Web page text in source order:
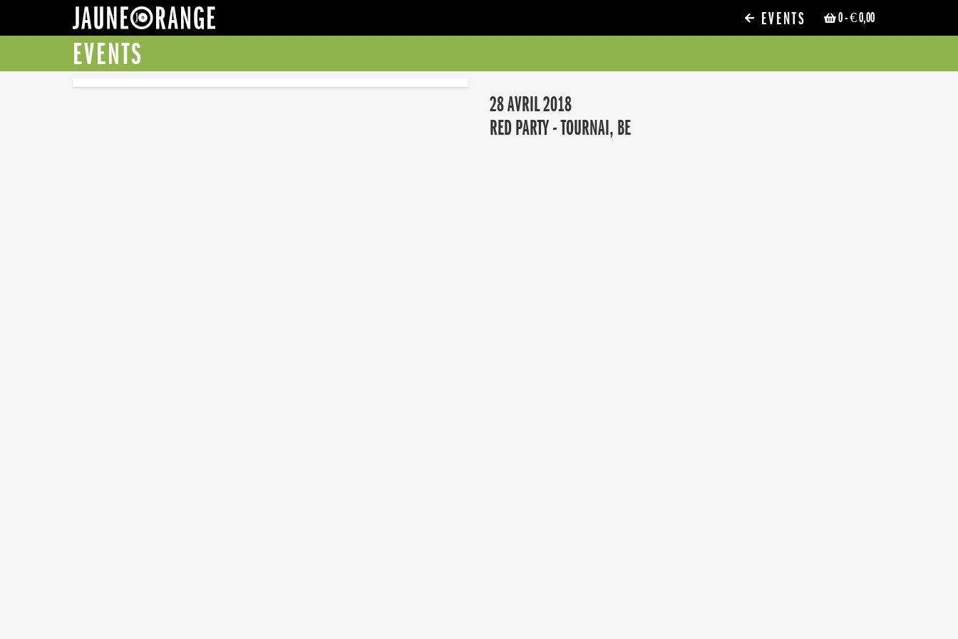
0- € 0,00
EVENTS
EVENTS
28 AVRIL 2018
RED PARTY - TOURNAI, BE